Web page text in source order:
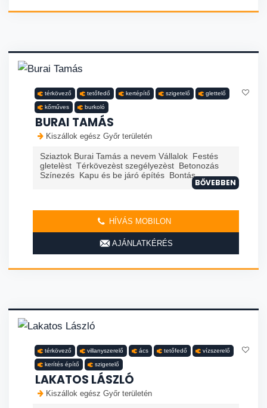
térkövező tetőfedő kertépítő szigetelő glettelő
kőműves burkoló
BURAI TAMÁS
Kiszállok egész Győr területén
Sziaztok Burai Tamás a nevem Vállalok Festés
gletelèst Térkövezèst szegélyezèst Betonozás
Színezés Kapu és be járó építés Bontás
BŐVEBBEN
HÍVÁS MOBILON
AJÁNLATKÉRÉS
térkövező villanyszerelő ács tetőfedő vízszerelő
kerítés építő szigetelő
LAKATOS LÁSZLÓ
Kiszállok egész Győr területén